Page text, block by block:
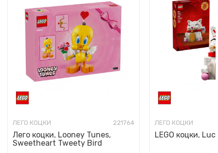
ЛЕГО КОЦКИ 221764
Лего коцки, Looney Tunes,
Sweetheart Tweety Bird
ЛЕГО КОЦКИ
LEGO коцки,